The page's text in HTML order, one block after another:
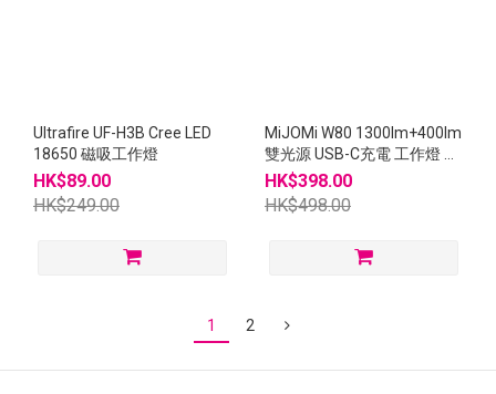
Ultrafire UF-H3B Cree LED
18650 磁吸工作燈
HK$89.00
HK$249.00
MiJOMi W80 1300lm+400lm
雙光源 USB-C充電 工作燈 電
筒
HK$398.00
HK$498.00
1 2